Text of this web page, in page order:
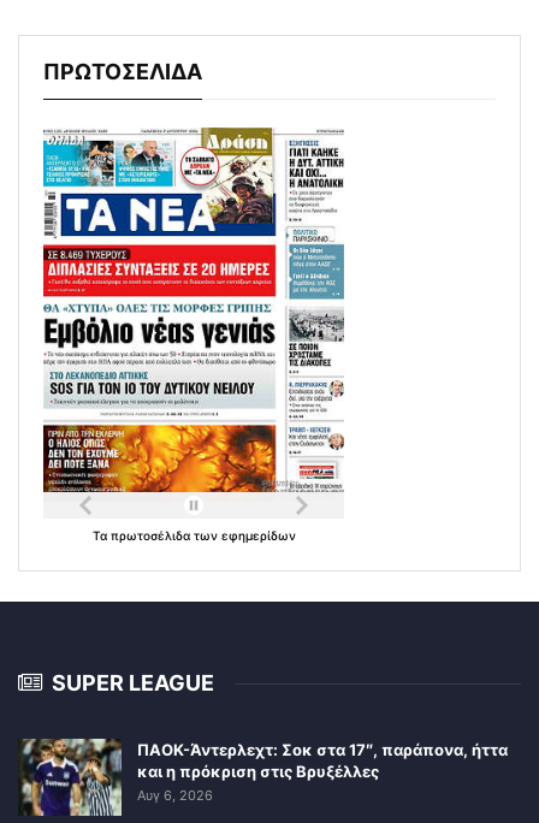
ΠΡΩΤΟΣΕΛΙΔΑ
Τα πρωτοσέλιδα των εφημερίδων
SUPER LEAGUE
ΠΑΟΚ-Άντερλεχτ: Σοκ στα 17″, παράπονα, ήττα
και η πρόκριση στις Βρυξέλλες
Αυγ 6, 2026